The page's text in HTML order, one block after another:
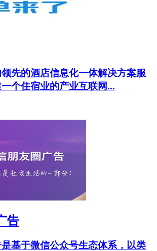
先的酒店信息化一体解决方案服
个住宿业的产业互联网...
告
基于微信公众号生态体系，以类